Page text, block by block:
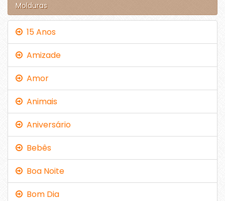
Molduras
15 Anos
Amizade
Amor
Animais
Aniversário
Bebês
Boa Noite
Bom Dia